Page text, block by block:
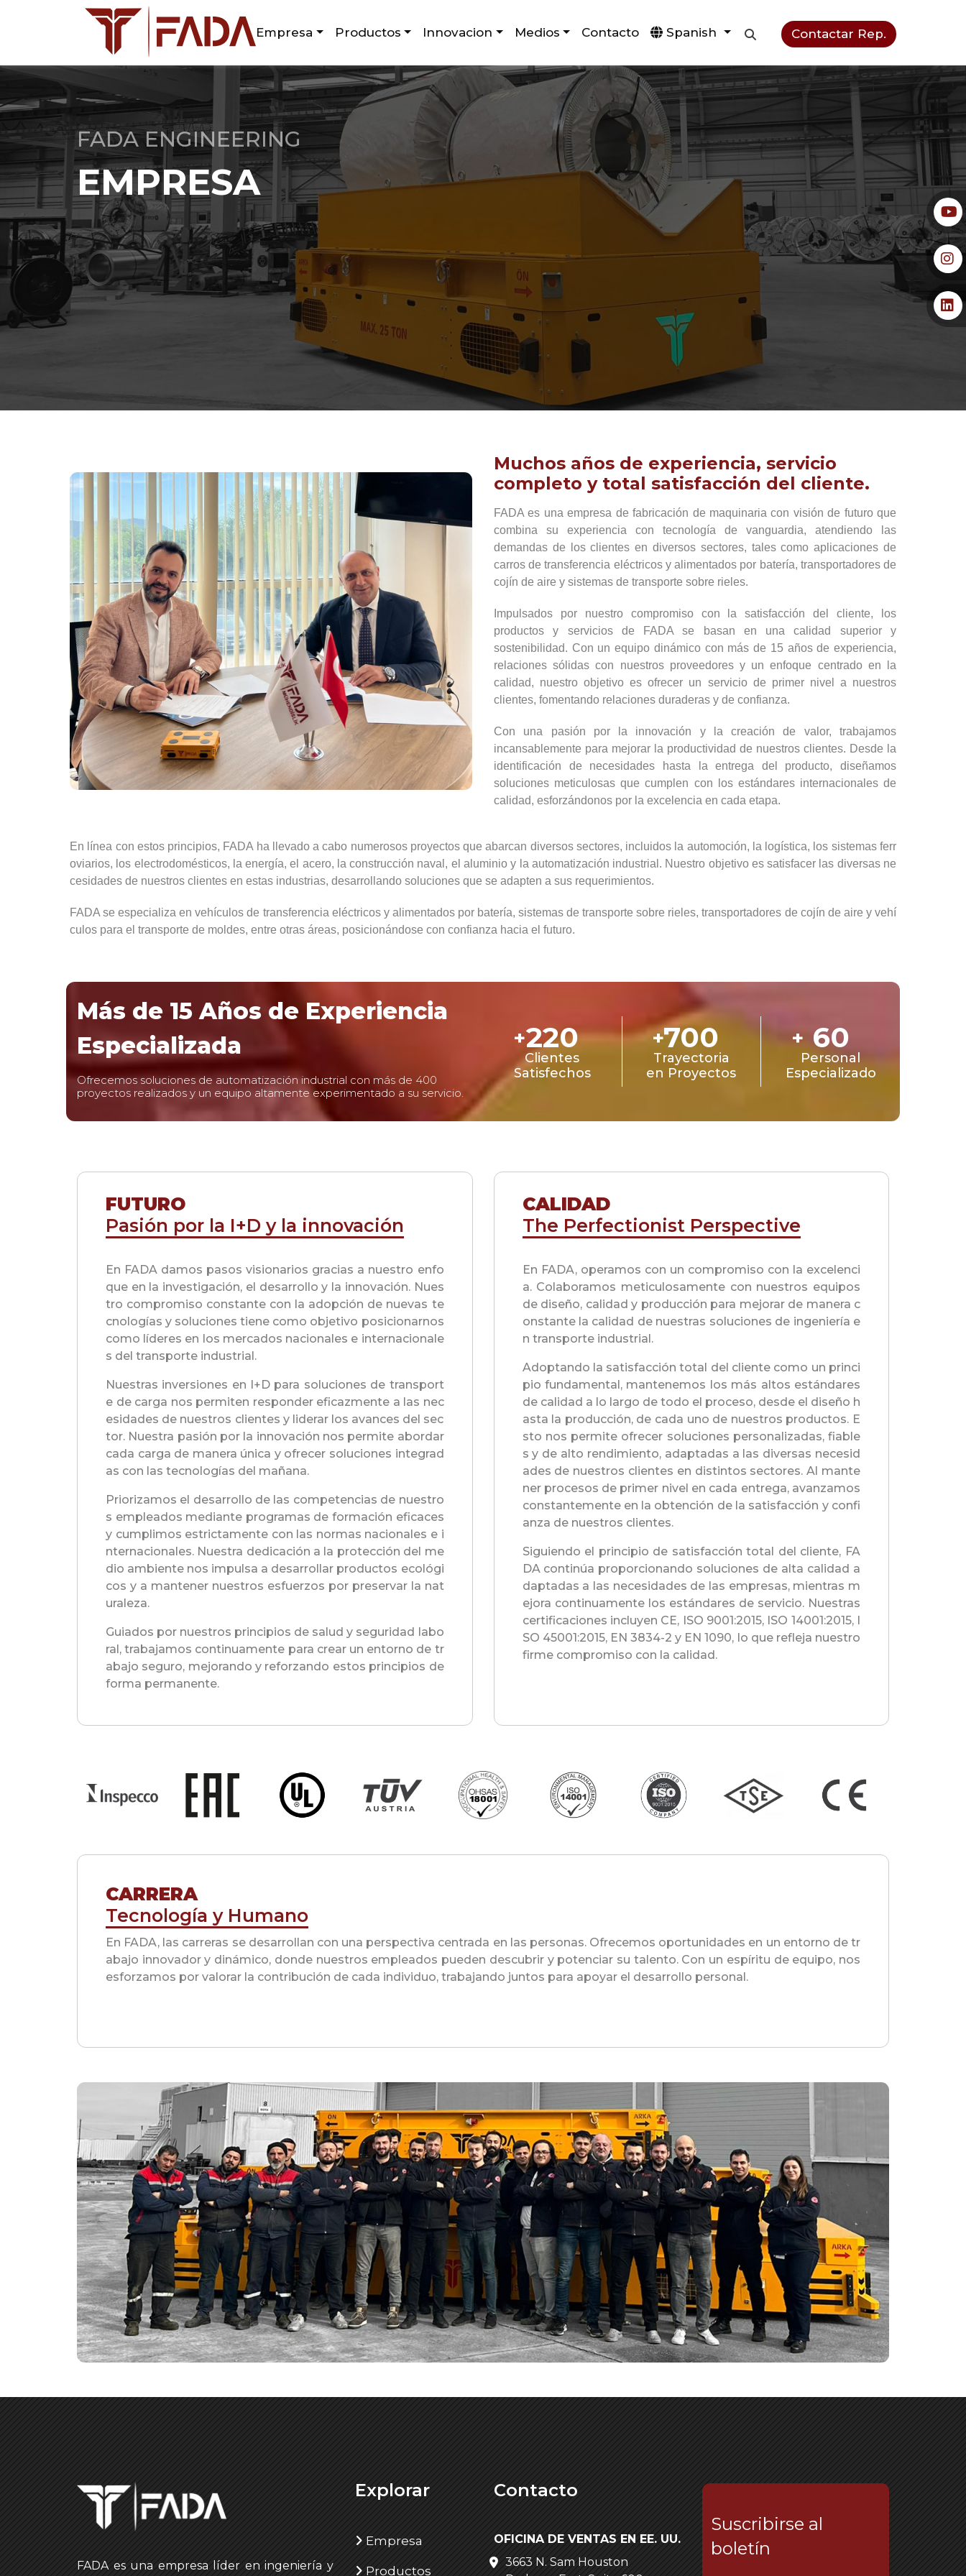
Empresa Productos Innovacion Medios Contacto Spanish Contactar Rep.
FADA ENGINEERING
EMPRESA
Muchos años de experiencia, servicio
completo y total satisfacción del cliente.
FADA es una empresa de fabricación de maquinaria con visión de futuro que
combina su experiencia con tecnología de vanguardia, atendiendo las
demandas de los clientes en diversos sectores, tales como aplicaciones de
carros de transferencia eléctricos y alimentados por batería, transportadores de
cojín de aire y sistemas de transporte sobre rieles.
Impulsados por nuestro compromiso con la satisfacción del cliente, los
productos y servicios de FADA se basan en una calidad superior y
sostenibilidad. Con un equipo dinámico con más de 15 años de experiencia,
relaciones sólidas con nuestros proveedores y un enfoque centrado en la
calidad, nuestro objetivo es ofrecer un servicio de primer nivel a nuestros
clientes, fomentando relaciones duraderas y de confianza.
Con una pasión por la innovación y la creación de valor, trabajamos
incansablemente para mejorar la productividad de nuestros clientes. Desde la
identificación de necesidades hasta la entrega del producto, diseñamos
soluciones meticulosas que cumplen con los estándares internacionales de
calidad, esforzándonos por la excelencia en cada etapa.
En línea con estos principios, FADA ha llevado a cabo numerosos proyectos que abarcan diversos sectores, incluidos la automoción, la logística, los sistemas ferr
oviarios, los electrodomésticos, la energía, el acero, la construcción naval, el aluminio y la automatización industrial. Nuestro objetivo es satisfacer las diversas ne
cesidades de nuestros clientes en estas industrias, desarrollando soluciones que se adapten a sus requerimientos.
FADA se especializa en vehículos de transferencia eléctricos y alimentados por batería, sistemas de transporte sobre rieles, transportadores de cojín de aire y vehí
culos para el transporte de moldes, entre otras áreas, posicionándose con confianza hacia el futuro.
Más de 15 Años de Experiencia
Especializada
Ofrecemos soluciones de automatización industrial con más de 400
proyectos realizados y un equipo altamente experimentado a su servicio.
220
+
Clientes
Satisfechos
700
+
Trayectoria
en Proyectos
60
+
Personal
Especializado
FUTURO
Pasión por la I+D y la innovación
En FADA damos pasos visionarios gracias a nuestro enfo
que en la investigación, el desarrollo y la innovación. Nues
tro compromiso constante con la adopción de nuevas te
cnologías y soluciones tiene como objetivo posicionarnos
como líderes en los mercados nacionales e internacionale
s del transporte industrial.
Nuestras inversiones en I+D para soluciones de transport
e de carga nos permiten responder eficazmente a las nec
esidades de nuestros clientes y liderar los avances del sec
tor. Nuestra pasión por la innovación nos permite abordar
cada carga de manera única y ofrecer soluciones integrad
as con las tecnologías del mañana.
Priorizamos el desarrollo de las competencias de nuestro
s empleados mediante programas de formación eficaces
y cumplimos estrictamente con las normas nacionales e i
nternacionales. Nuestra dedicación a la protección del me
dio ambiente nos impulsa a desarrollar productos ecológi
cos y a mantener nuestros esfuerzos por preservar la nat
uraleza.
Guiados por nuestros principios de salud y seguridad labo
ral, trabajamos continuamente para crear un entorno de tr
abajo seguro, mejorando y reforzando estos principios de
forma permanente.
CALIDAD
The Perfectionist Perspective
En FADA, operamos con un compromiso con la excelenci
a. Colaboramos meticulosamente con nuestros equipos
de diseño, calidad y producción para mejorar de manera c
onstante la calidad de nuestras soluciones de ingeniería e
n transporte industrial.
Adoptando la satisfacción total del cliente como un princi
pio fundamental, mantenemos los más altos estándares
de calidad a lo largo de todo el proceso, desde el diseño h
asta la producción, de cada uno de nuestros productos. E
sto nos permite ofrecer soluciones personalizadas, fiable
s y de alto rendimiento, adaptadas a las diversas necesid
ades de nuestros clientes en distintos sectores. Al mante
ner procesos de primer nivel en cada entrega, avanzamos
constantemente en la obtención de la satisfacción y confi
anza de nuestros clientes.
Siguiendo el principio de satisfacción total del cliente, FA
DA continúa proporcionando soluciones de alta calidad a
daptadas a las necesidades de las empresas, mientras m
ejora continuamente los estándares de servicio. Nuestras
certificaciones incluyen CE, ISO 9001:2015, ISO 14001:2015, I
SO 45001:2015, EN 3834-2 y EN 1090, lo que refleja nuestro
firme compromiso con la calidad.
CARRERA
Tecnología y Humano
En FADA, las carreras se desarrollan con una perspectiva centrada en las personas. Ofrecemos oportunidades en un entorno de tr
abajo innovador y dinámico, donde nuestros empleados pueden descubrir y potenciar su talento. Con un espíritu de equipo, nos
esforzamos por valorar la contribución de cada individuo, trabajando juntos para apoyar el desarrollo personal.
FADA es una empresa líder en ingeniería y
Explorar
Empresa
Productos
Contacto
OFICINA DE VENTAS EN EE. UU.
3663 N. Sam Houston
Suscribirse al
boletín